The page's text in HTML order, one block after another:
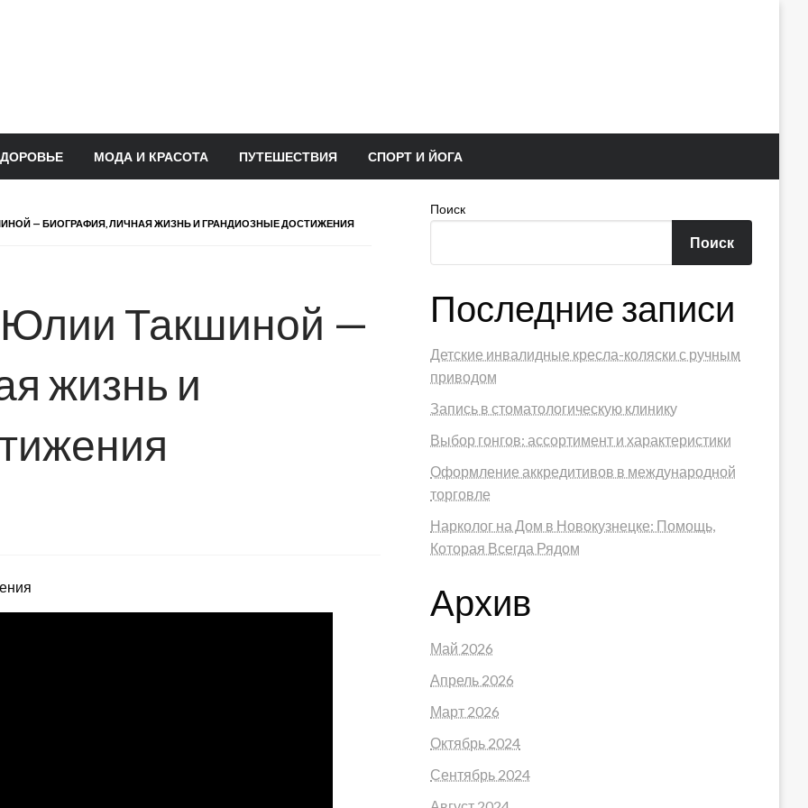
МОДА И КРАСОТА ПУТЕШЕСТВИЯ СПОРТ И ЙОГА
— БИОГРАФИЯ, ЛИЧНАЯ ЖИЗНЬ И ГРАНДИОЗНЫЕ ДОСТИЖЕНИЯ
Такшиной —
жизнь и
Поиск
Поиск
Последние записи
Детские инвалидные кресла-коляски с ручным
приводом
Запись в стоматологическую клинику
Выбор гонгов: ассортимент и характеристики
Оформление аккредитивов в международной
торговле
Нарколог на Дом в Новокузнецке: Помощь,
Которая Всегда Рядом
Архив
Май 2026
Апрель 2026
Март 2026
Октябрь 2024
Сентябрь 2024